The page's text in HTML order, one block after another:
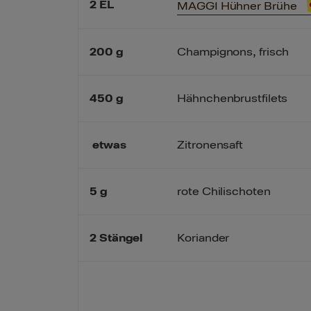
2 EL
200 g
450 g
etwas
5 g
2 Stängel
MAGGI Hühner Brühe
Champignons, frisch
Hähnchenbrustfilets
Zitronensaft
rote Chilischoten
Koriander